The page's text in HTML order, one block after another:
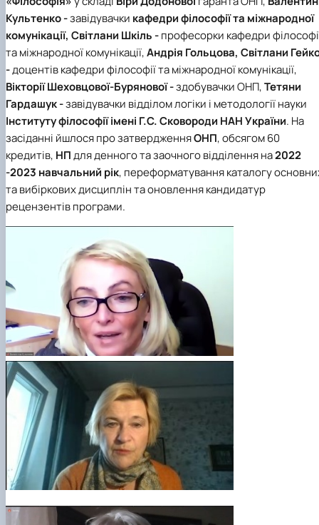
Scientific club «Філософські проблеми
міжособистісної та міжгрупової комунікаці…
Scientific club «Історія держави і права України»
Культенко -завідувачки кафедри філософії та міжнародної
комунікації, Світлани Шкіль -професорки кафедри
та міжнародної комунікації,Андрія Гольцова, Світлани Гейк
-доцентів кафедри філософії та міжнародної комунікації,
Вікторії Шеховцової-Бурянової -здобувачки ОНП,Тетяни
Гардашук -завідувачки відділом логіки і методології науки
Інституту філософії імені Г.С. Сковороди НАН України. На
засіданні йшлося про затвердженняОНП, обсягом 60
кредитів, НПдля денного та заочного відділення на2022
-2023 навчальний рік, переформатування каталогу
та вибіркових дисциплін та оновлення кандидатур
рецензентів програми.